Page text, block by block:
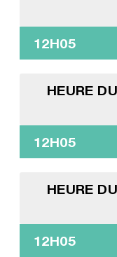
12H05
HEURE
12H05
HEURE
12H05